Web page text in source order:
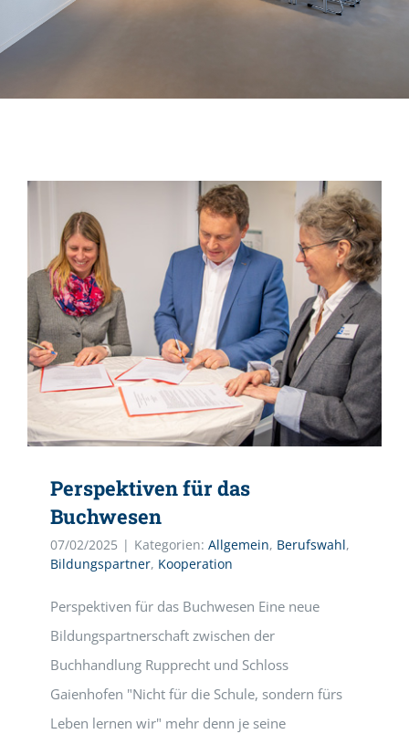
Perspektiven für das
Buchwesen
07/02/2025 | Kategorien: Allgemein, Berufswahl,
Bildungspartner, Kooperation
Perspektiven für das Buchwesen Eine neue
Bildungspartnerschaft zwischen der
Buchhandlung Rupprecht und Schloss
Gaienhofen "Nicht für die Schule, sondern fürs
Leben lernen wir" mehr denn je seine